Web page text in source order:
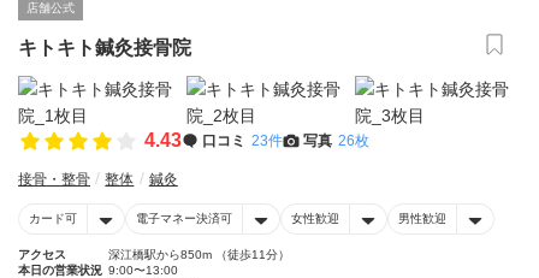
店舗公式
キトキト鍼灸接骨院
4.43 口コミ 23件 写真 26枚
接骨・整骨 整体 鍼灸
カード可 電子マネー決済可 女性歓迎 男性歓迎
アクセス
深江橋駅から850m （徒歩11分）
本日の営業状況 9:00〜13:00